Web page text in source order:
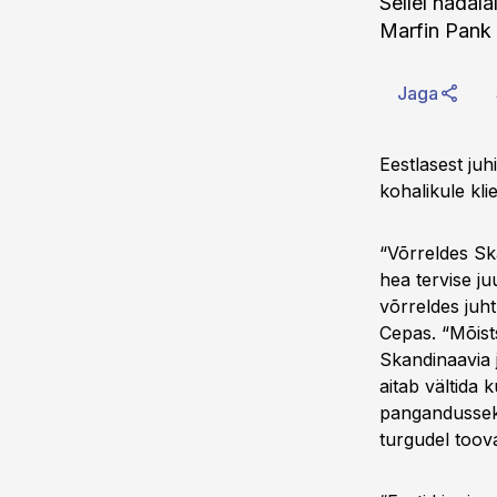
Marfin
Jaga
Eestlasest
kohalikule
“Võrreldes
hea tervise
võrreldes
Cepas.
aitab vältida
turgudel